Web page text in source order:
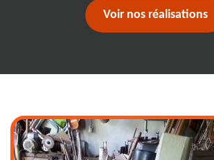
Voir nos réalisations